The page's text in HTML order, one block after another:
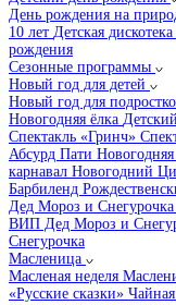
День рождения на
10 лет Детская
рождения
Сезонные программы
Новый год для детей
Новый год для
Новогодняя ёлка
Спектакль «Гринч»
Абсурд Пати
карнавал Новогодний
Барбиленд
Дед Мороз и
ВИП Дед Мороз и
Снегурочка
Масленица
Масленая неделя
«Русские сказки»